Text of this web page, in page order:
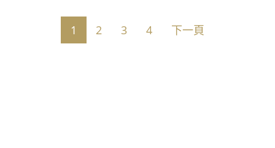
彩、纖維板，1950年代作，92 x 75公分。估價待詢。
《藍色辰星》是常玉為數不多的 「藍色」畫作，他的藍
1 2 3 4 下一頁